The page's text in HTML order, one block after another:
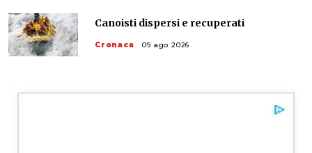
Canoisti dispersi e recuperati
Cronaca 09 ago 2026